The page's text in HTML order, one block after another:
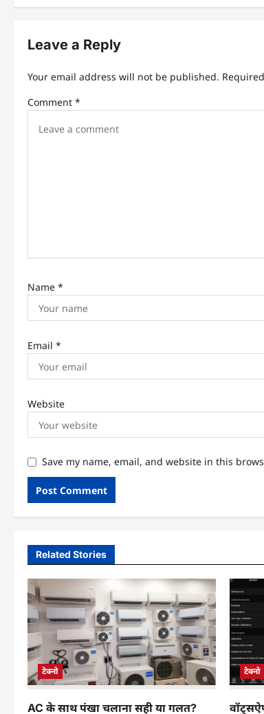
Leave a Reply
Your email address will not be published.
Comment *
Name *
Email *
Website
Save my name, email, and website in this
Related Stories
टेक्नो
AC के साथ पंखा चलाना सही या गलत?
टेक्नो